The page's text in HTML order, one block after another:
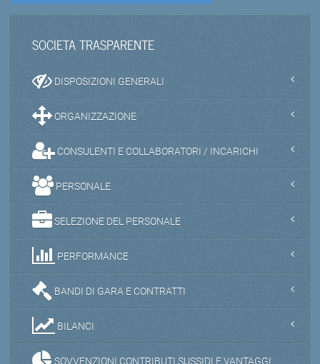
SOCIETA TRASPARENTE
DISPOSIZIONI GENERALI
ORGANIZZAZIONE
CONSULENTI E COLLABORATORI / INCARICHI
PERSONALE
SELEZIONE DEL PERSONALE
PERFORMANCE
BANDI DI GARA E CONTRATTI
BILANCI
SOVVENZIONI CONTRIBUTI SUSSIDI E VANTAGGI